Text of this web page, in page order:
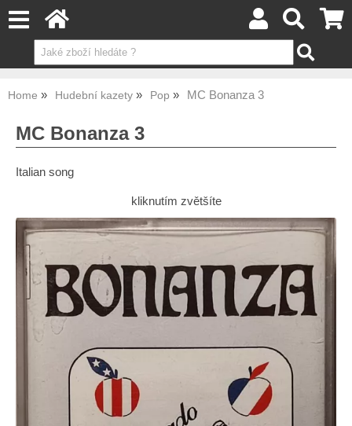
Home Hudební kazety Pop MC Bonanza 3
MC Bonanza 3
Italian song
kliknutím zvětšíte